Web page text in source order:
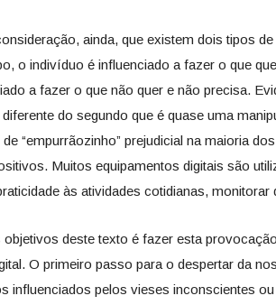
ainda, que existem dois tipos
o indivíduo é influenciado a fazer o que
a fazer o que não quer e não precisa.
do segundo que é quase uma
“empurrãozinho” prejudicial na maioria
Muitos equipamentos digitais são
às atividades cotidianas, monitorar
deste texto é fazer esta
O primeiro passo para o despertar da
influenciados pelos vieses inconscientes